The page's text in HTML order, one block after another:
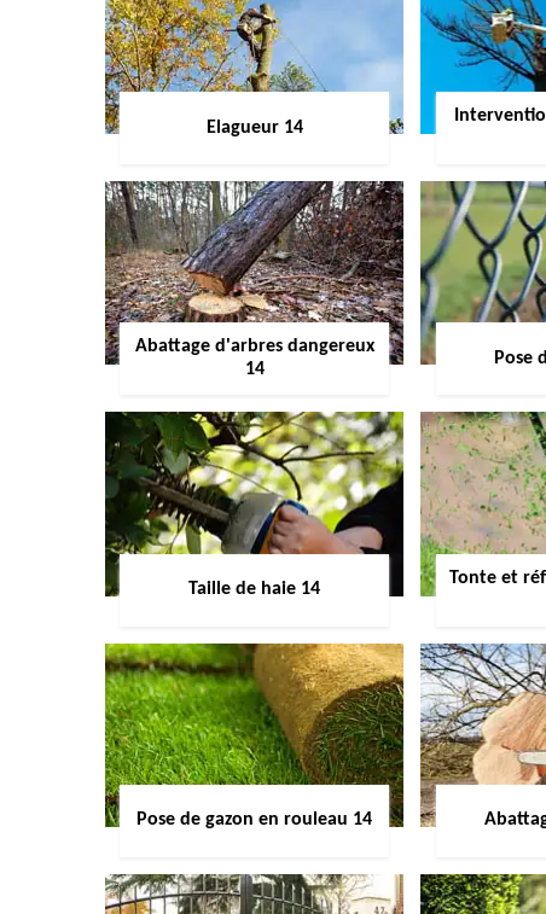
Elagueur 14
Abattage d'arbres dangereux
14
Pose
Taille de haie 14
Tonte et
Pose de gazon en rouleau 14